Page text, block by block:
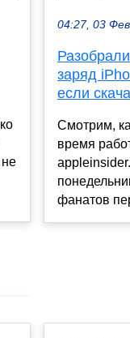
04:27, 03 Фев
заряд
если
Смотрим,
время
фанатов